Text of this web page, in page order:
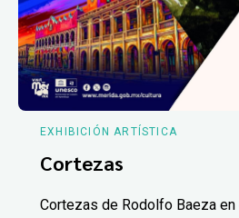
EXHIBICIÓN ARTÍSTICA
Cortezas
Cortezas de Rodolfo Baeza